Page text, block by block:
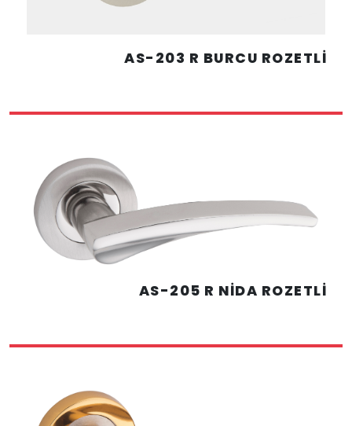
AS-203 R BURCU ROZETLİ
AS-205 R NİDA ROZETLİ